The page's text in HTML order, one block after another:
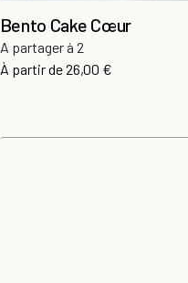
Bento Cake Cœur
A partager à 2
À partir dePrix
26,00 €